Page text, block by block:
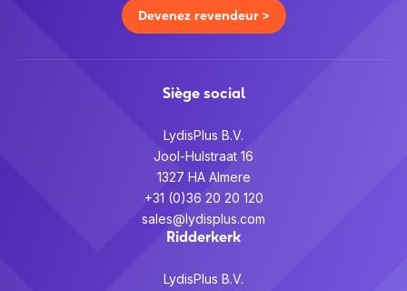
Devenez revendeur >
Siège social
LydisPlus B.V.
Jool-Hulstraat 16
1327 HA Almere
+31 (0)36 20 20 120
sales@lydisplus.com
Ridderkerk
LydisPlus B.V.